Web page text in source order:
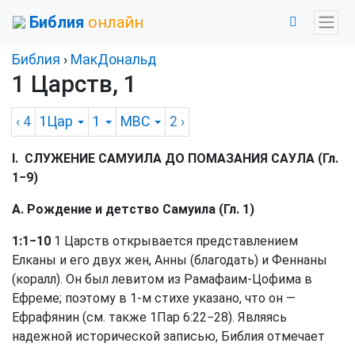
Библия онлайн
Библия › МакДональд
1 Царств, 1
‹ 4 1Цар 1 MBC 2 ›
I. СЛУЖЕНИЕ САМУИЛА ДО ПОМАЗАНИЯ САУЛА (Гл.
1−9)
A. Рождение и детство Самуила (Гл. 1)
1:1−10 1 Царств открывается представлением
Елканы и его двух жен, Анны (благодать) и Феннаны
(коралл). Он был левитом из Рамафаим-Цофима в
Ефреме; поэтому в 1-м стихе указано, что он —
Ефрафянин (см. также 1Пар 6:22−28). Являясь
надежной исторической записью, Библия отмечает